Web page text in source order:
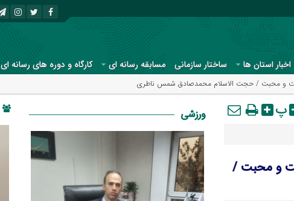
اخبار استان ها ساختار سازمانی مسابقه رسانه ای کارگاه و دوره های رسانه ای
و محبت / حجت الاسلام محمدصادق شمس ناطری
پ
و محبت /
ورزشی